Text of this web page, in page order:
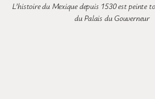
L’histoire du Mexique depuis 1530 est peinte
du Palais du Gouverneur